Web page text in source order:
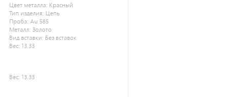
Цвет металла: Красный
Тип изделия: Цепь
Проба: Au 585
Металл: Золото
Вид вставки: Без вставок
Вес: 13.33
Вес: 13.33